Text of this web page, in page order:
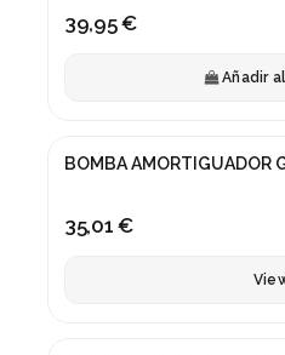
39,95 €
Añadir
BOMBA
35,01 €